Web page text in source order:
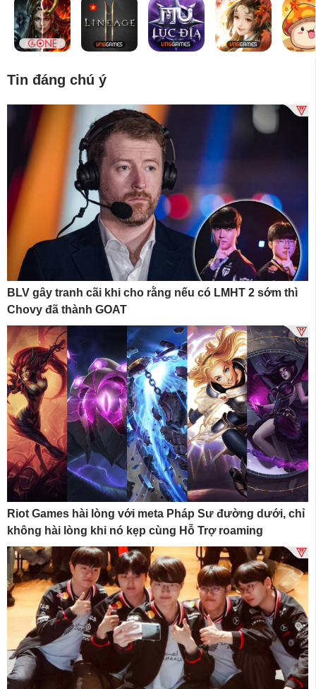
Tin đáng chú ý
BLV gây tranh cãi khi cho rằng nếu có LMHT 2 sớm thì
Chovy đã thành GOAT
Riot Games hài lòng với meta Pháp Sư đường dưới, chỉ
không hài lòng khi nó kẹp cùng Hỗ Trợ roaming